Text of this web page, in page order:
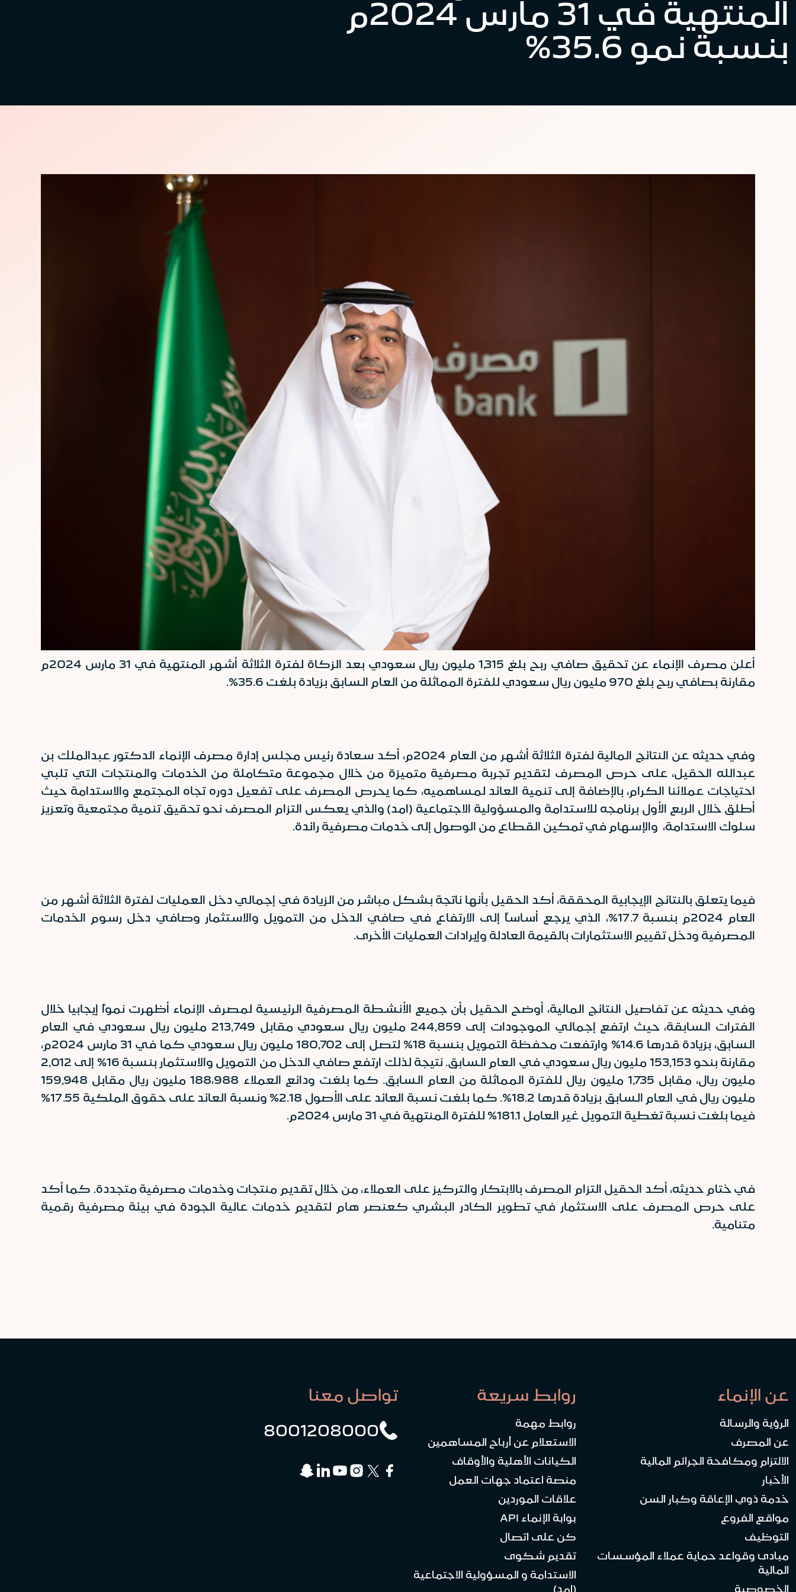
المنتهية في 31 مارس 2024م
بنسبة نمو 35.6%
أعلن مصرف الإنماء عن تحقيق صافي ربح بلغ 1,315 مليون ريال سعودي بعد الزكاة لفترة الثلاثة أشهر المنتهية في 31 مارس 2024م
مقارنة بصافي ربح بلغ 970 مليون ريال سعودي للفترة المماثلة من العام السابق بزيادة بلغت 35.6%.
وفي حديثه عن النتائج المالية لفترة الثلاثة أشهر من العام 2024م، أكد سعادة رئيس مجلس إدارة مصرف الإنماء الدكتور عبدالملك بن
عبدالله الحقيل، على حرص المصرف لتقديم تجربة مصرفية متميزة من خلال مجموعة متكاملة من الخدمات والمنتجات التي تلبي
احتياجات عملائنا الكرام، بالإضافة إلى تنمية العائد لمساهميه، كما يحرص المصرف على تفعيل دوره تجاه المجتمع والاستدامة حيث
أطلق خلال الربع الأول برنامجه للاستدامة والمسؤولية الاجتماعية (امد) والذي يعكس التزام المصرف نحو تحقيق تنمية مجتمعية وتعزيز
سلوك الاستدامة، والإسهام في تمكين القطاع من الوصول إلى خدمات مصرفية رائدة.
فيما يتعلق بالنتائج الإيجابية المحققة، أكد الحقيل بأنها ناتجة بشكل مباشر من الزيادة في إجمالي دخل العمليات لفترة الثلاثة أشهر من
العام 2024م بنسبة 17.7%، الذي يرجع أساساً إلى الارتفاع في صافي الدخل من التمويل والاستثمار وصافي دخل رسوم الخدمات
المصرفية ودخل تقييم الاستثمارات بالقيمة العادلة وإيرادات العمليات الأخرى.
وفي حديثه عن تفاصيل النتائج المالية، أوضح الحقيل بأن جميع الأنشطة المصرفية الرئيسية لمصرف الإنماء أظهرت نمواً إيجابيا خلال
الفترات السابقة، حيث ارتفع إجمالي الموجودات إلى 244,859 مليون ريال سعودي مقابل 213,749 مليون ريال سعودي في العام
السابق، بزيادة قدرها 14.6% وارتفعت محفظة التمويل بنسبة 18% لتصل إلى 180,702 مليون ريال سعودي كما في 31 مارس 2024م،
مقارنة بنحو 153,153 مليون ريال سعودي في العام السابق. نتيجة لذلك ارتفع صافي الدخل من التمويل والاستثمار بنسبة 16% إلى 2,012
مليون ريال، مقابل 1,735 مليون ريال للفترة المماثلة من العام السابق. كما بلغت ودائع العملاء 188،988 مليون ريال مقابل 159,948
مليون ريال في العام السابق بزيادة قدرها 18.2%. كما بلغت نسبة العائد على الأصول 2.18% ونسبة العائد على حقوق الملكية 17.55%
فيما بلغت نسبة تغطية التمويل غير العامل 181.1% للفترة المنتهية في 31 مارس 2024م.
في ختام حديثه، أكد الحقيل التزام المصرف بالابتكار والتركيز على العملاء، من خلال تقديم منتجات وخدمات مصرفية متجددة. كما أكد
على حرص المصرف على الاستثمار في تطوير الكادر البشري كعنصر هام لتقديم خدمات عالية الجودة في بيئة مصرفية رقمية
متنامية.
عن الإنماء
الرؤية والرسالة
عن المصرف
الالتزام ومكافحة الجرائم المالية
الأخبار
خدمة ذوي الإعاقة وكبار السن
مواقع الفروع
التوظيف
مبادئ وقواعد حماية عملاء المؤسسات
المالية
الخصوصية
روابط سريعة
روابط مهمة
الاستعلام عن أرباح المساهمين
الكيانات الأهلية والأوقاف
منصة اعتماد جهات العمل
علاقات الموردين
بوابة الإنماء API
كن على اتصال
تقديم شكوى
الاستدامة و المسؤولية الاجتماعية
(امد)
تواصل معنا
8001208000